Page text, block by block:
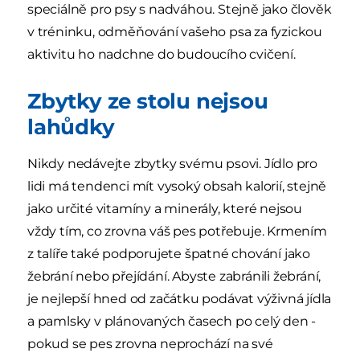
speciálně pro psy s nadváhou. Stejně jako člověk
v tréninku, odměňování vašeho psa za fyzickou
aktivitu ho nadchne do budoucího cvičení.
Zbytky ze stolu nejsou
lahůdky
Nikdy nedávejte zbytky svému psovi. Jídlo pro
lidi má tendenci mít vysoký obsah kalorií, stejně
jako určité vitamíny a minerály, které nejsou
vždy tím, co zrovna váš pes potřebuje. Krmením
z talíře také podporujete špatné chování jako
žebrání nebo přejídání. Abyste zabránili žebrání,
je nejlepší hned od začátku podávat výživná jídla
a pamlsky v plánovaných časech po celý den -
pokud se pes zrovna neprochází na své